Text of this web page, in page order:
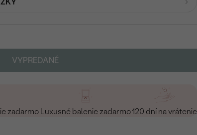
VYPREDANÉ
zadarmo Luxusné balenie zadarmo120 dní na vrátenie